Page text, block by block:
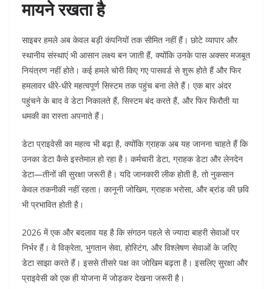
मायने रखता है
साइबर हमले अब केवल बड़ी कंपनियों तक सीमित नहीं हैं। छोटे व्यापार और
स्थानीय संस्थाएं भी आसान लक्ष्य बन जाती हैं, क्योंकि उनके पास अक्सर मजबूत
नियंत्रण नहीं होते। कई हमले चोरी किए गए पासवर्ड से शुरू होते हैं और फिर
हमलावर धीरे-धीरे महत्वपूर्ण सिस्टम तक पहुंच बना लेते हैं। एक बार अंदर
पहुंचने के बाद वे डेटा निकालते हैं, सिस्टम बंद करते हैं, और फिर फिरौती या
धमकी का रास्ता अपनाते हैं।
डेटा प्राइवेसी का महत्व भी बढ़ा है, क्योंकि ग्राहक अब यह जानना चाहते हैं कि
उनका डेटा कैसे इस्तेमाल हो रहा है। कर्मचारी डेटा, ग्राहक डेटा और लेनदेन
डेटा—तीनों की सुरक्षा जरूरी है। यदि जानकारी लीक होती है, तो नुकसान
केवल तकनीकी नहीं रहता। कानूनी जोखिम, ग्राहक भरोसा, और ब्रांड की छवि
भी प्रभावित होती है।
2026 में एक और बदलाव यह है कि संगठन पहले से ज्यादा बाहरी सेवाओं पर
निर्भर हैं। वे विक्रेता, भुगतान सेवा, होस्टिंग, और विश्लेषण सेवाओं के जरिए
डेटा साझा करते हैं। इससे तीसरे पक्ष का जोखिम बढ़ता है। इसलिए सुरक्षा और
प्राइवेसी को एक ही योजना में जोड़कर देखना जरूरी है।